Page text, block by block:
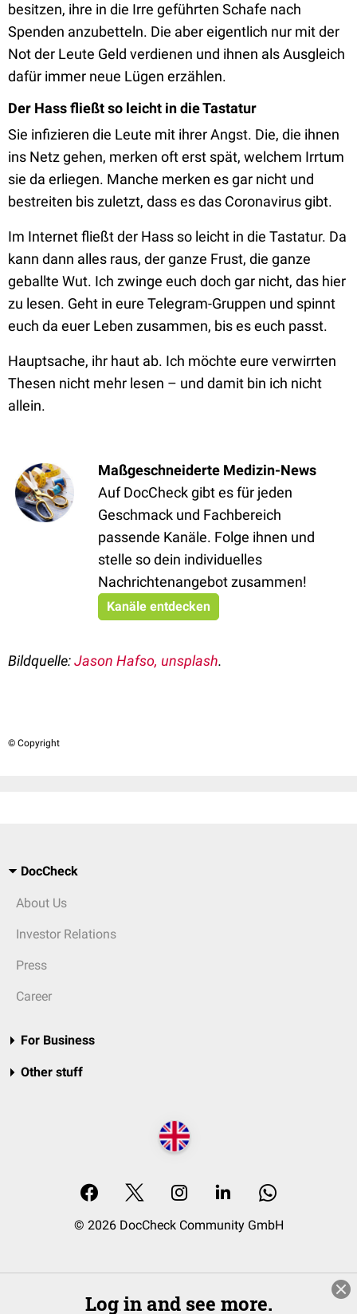
besitzen, ihre in die Irre geführten Schafe nach
Spenden anzubetteln. Die aber eigentlich nur mit der
Not der Leute Geld verdienen und ihnen als Ausgleich
dafür immer neue Lügen erzählen.
Der Hass fließt so leicht in die Tastatur
Sie infizieren die Leute mit ihrer Angst. Die, die ihnen
ins Netz gehen, merken oft erst spät, welchem Irrtum
sie da erliegen. Manche merken es gar nicht und
bestreiten bis zuletzt, dass es das Coronavirus gibt.
Im Internet fließt der Hass so leicht in die Tastatur. Da
kann dann alles raus, der ganze Frust, die ganze
geballte Wut. Ich zwinge euch doch gar nicht, das hier
zu lesen. Geht in eure Telegram-Gruppen und spinnt
euch da euer Leben zusammen, bis es euch passt.
Hauptsache, ihr haut ab. Ich möchte eure verwirrten
Thesen nicht mehr lesen – und damit bin ich nicht
allein.
Maßgeschneiderte Medizin-News
Auf DocCheck gibt es für jeden
Geschmack und Fachbereich
passende Kanäle. Folge ihnen und
stelle so dein individuelles
Nachrichtenangebot zusammen!
Kanäle entdecken
Bildquelle:Jason Hafso, unsplash.
© Copyright
DocCheck
About Us
Investor Relations
Press
Career
For Business
Other stuff
© 2026 DocCheck Community GmbH
Log in and see more.